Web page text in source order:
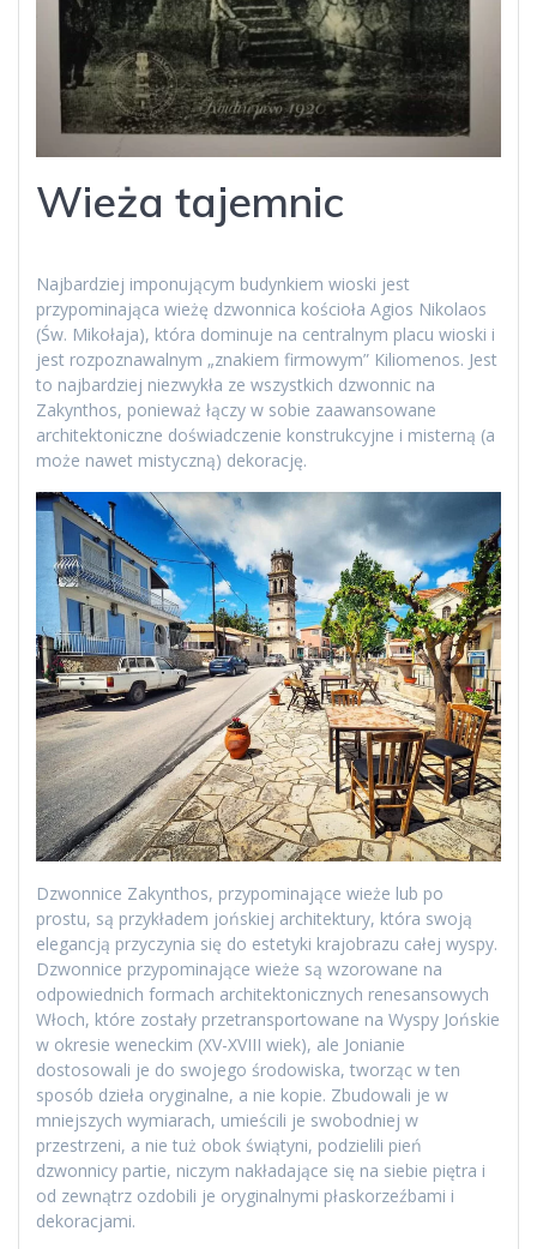
Wieża tajemnic
Najbardziej imponującym budynkiem wioski jest
przypominająca wieżę dzwonnica kościoła Agios Nikolaos
(Św. Mikołaja), która dominuje na centralnym placu wioski i
jest rozpoznawalnym „znakiem firmowym” Kiliomenos. Jest
to najbardziej niezwykła ze wszystkich dzwonnic na
Zakynthos, ponieważ łączy w sobie zaawansowane
architektoniczne doświadczenie konstrukcyjne i misterną (a
może nawet mistyczną) dekorację.
Dzwonnice Zakynthos, przypominające wieże lub po
prostu, są przykładem jońskiej architektury, która swoją
elegancją przyczynia się do estetyki krajobrazu całej wyspy.
Dzwonnice przypominające wieże są wzorowane na
odpowiednich formach architektonicznych renesansowych
Włoch, które zostały przetransportowane na Wyspy Jońskie
w okresie weneckim (XV-XVIII wiek), ale Jonianie
dostosowali je do swojego środowiska, tworząc w ten
sposób dzieła oryginalne, a nie kopie. Zbudowali je w
mniejszych wymiarach, umieścili je swobodniej w
przestrzeni, a nie tuż obok świątyni, podzielili pień
dzwonnicy partie, niczym nakładające się na siebie piętra i
od zewnątrz ozdobili je oryginalnymi płaskorzeźbami i
dekoracjami.